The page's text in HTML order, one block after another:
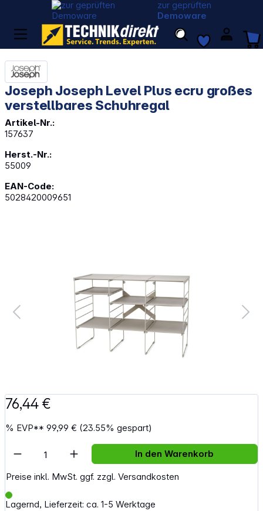
zur geprüften
Demoware
Joseph Joseph Level Plus ecru großes
verstellbares Schuhregal
Artikel-Nr.:
157637
Herst.-Nr.:
55009
EAN-Code:
5028420009651
76,44 €
% EVP**99,99 € (23.55% gespart)
Preise inkl. MwSt. ggf. zzgl. Versandkosten
Lagernd, Lieferzeit: ca. 1-5 Werktage
Artikel Anzahl: Gib den gewünschten
In den Warenkorb